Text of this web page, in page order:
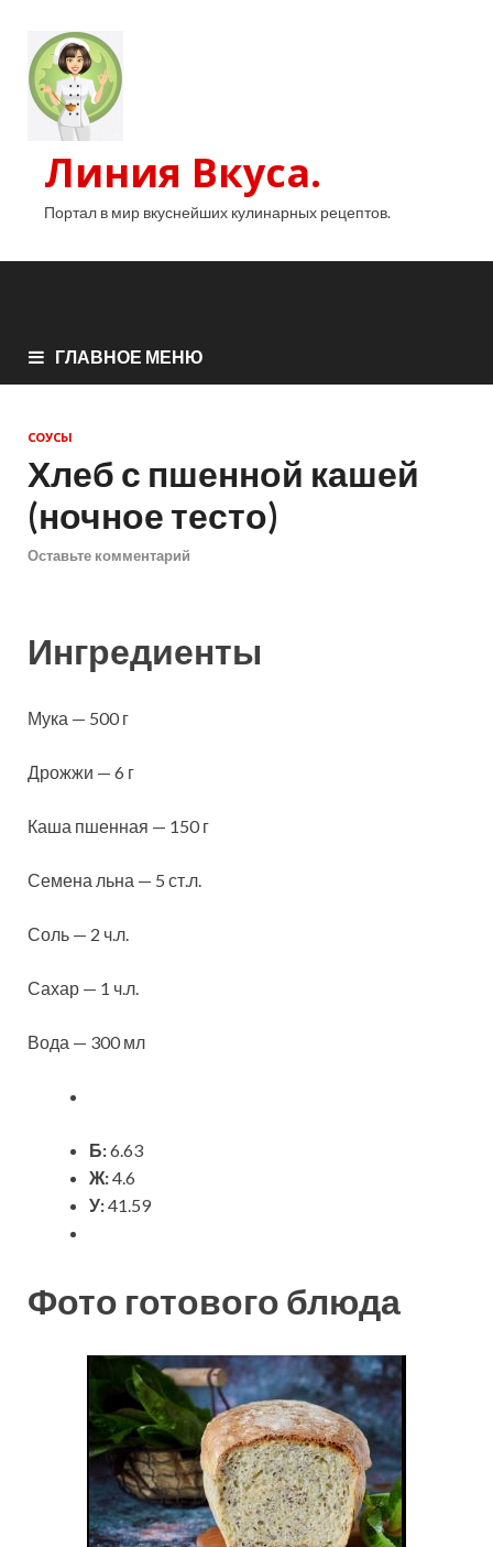
Линия Вкуса.
Портал в мир вкуснейших кулинарных рецептов.
ГЛАВНОЕ МЕНЮ
СОУСЫ
Хлеб с пшенной кашей
(ночное тесто)
Оставьте комментарий
Ингредиенты
Мука — 500 г
Дрожжи — 6 г
Каша пшенная — 150 г
Семена льна — 5 ст.л.
Соль — 2 ч.л.
Сахар — 1 ч.л.
Вода — 300 мл
Б:6.63
Ж:4.6
У:41.59
Фото готового блюда